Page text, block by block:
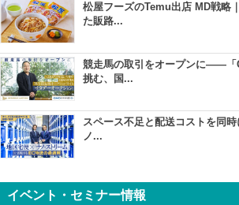
松屋フーズのTemu出店 MD戦略
た販路...
競走馬の取引をオープンに――「
挑む、国...
スペース不足と配送コストを同
ノ...
イベント・セミナー情報